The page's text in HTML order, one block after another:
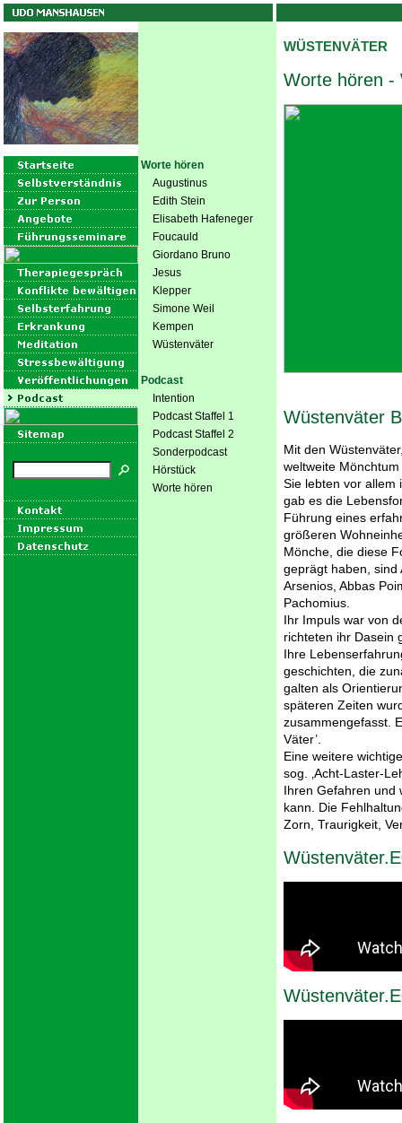
Worte hören
Augustinus
Edith Stein
Elisabeth Hafeneger
Foucauld
Giordano Bruno
Jesus
Klepper
Simone Weil
Kempen
Wüstenväter
Podcast
Intention
Podcast Staffel 1
Podcast Staffel 2
Sonderpodcast
Hörstück
Worte hören
WÜSTENVÄTER
Worte hören -
Wüstenväter
Mit den
weltweite
Sie lebten vor allem
gab es die
Führung eines
größeren
Mönche, die diese
geprägt haben, sind
Arsenios, Abbas
Pachomius.
Ihr Impuls war von
richteten ihr Dasein
Ihre
geschichten, die
galten als
späteren Zeiten
zusammengefasst.
Väter’.
Eine weitere
sog. ‚Acht-Laster-
Ihren Gefahren und
kann. Die
Zorn, Traurigkeit,